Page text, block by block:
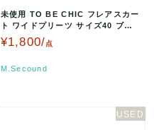
未使用 TO BE CHIC フレアスカー
ト ワイドプリーツ サイズ40 ブラ
ック W5S20-37…
¥1,800/点
M.Secound